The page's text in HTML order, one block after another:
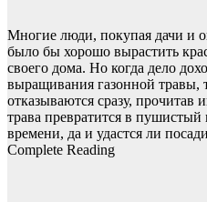
Многие люди, покупая дачи и
было бы хорошо вырастить
своего дома. Но когда дело
выращивания газонной травы,
отказываются сразу,
трава превратится в
времени, да и удастся ли
Complete Reading